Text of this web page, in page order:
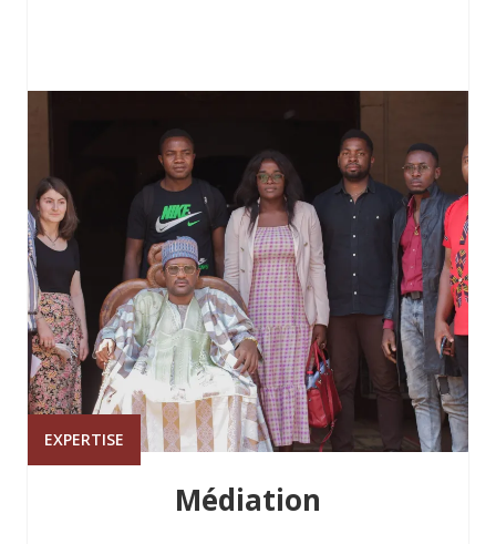
EXPERTISE
Médiation